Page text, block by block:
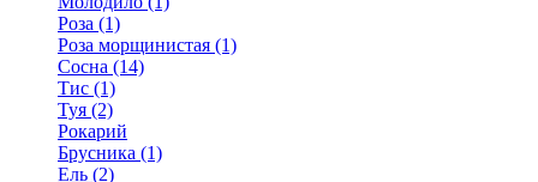
Роза (1)
Роза морщинистая (1)
Сосна (14)
Тис (1)
Туя (2)
Рокарий
Брусника (1)
Ель (2)